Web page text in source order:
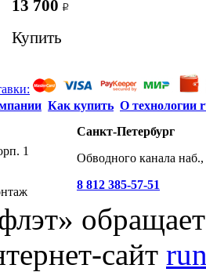
13 700
Купить
Как купить О технологии
1
Санкт-Петербург
Обводного канала
8 812 385-57-51
сайт